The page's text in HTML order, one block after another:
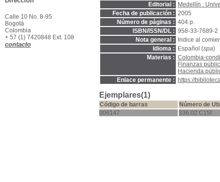
Editorial :
Medellín :
Fecha de publicación : 2005
Número de páginas : 404 p.
ISBN/ISSN/DL : 958-33-7689-2
Nota general :
Indice al
Idioma :
Español (spa)
Materias : Colombia-
Finanzas
Hacienda
Enlace permanente :
https://
Ejemplares(1)
Código de barras
Número de
006147
336.02 C15f
Calle 10 No. 8-95
Bogotá
Colombia
+ 57 (1) 7420848 Ext. 108
contacto